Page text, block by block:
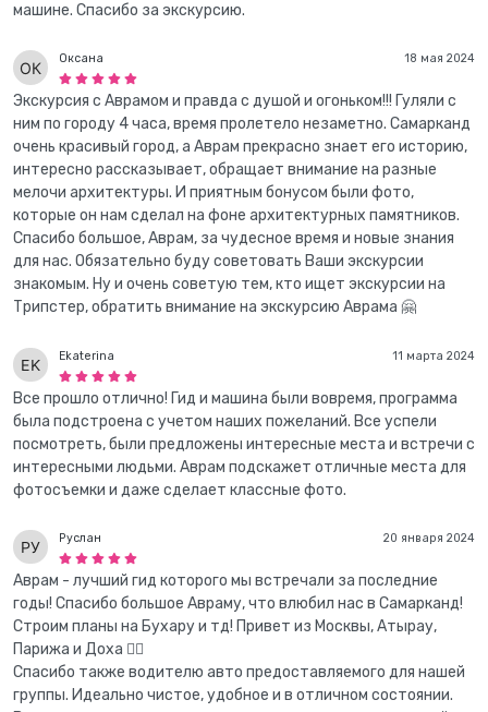
машине. Спасибо за экскурсию.
18 мая 2024
Оксана
Экскурсия с Аврамом и правда с душой и огоньком!!! Гуляли с
ним по городу 4 часа, время пролетело незаметно. Самарканд
очень красивый город, а Аврам прекрасно знает его историю,
интересно рассказывает, обращает внимание на разные
мелочи архитектуры. И приятным бонусом были фото,
которые он нам сделал на фоне архитектурных памятников.
Спасибо большое, Аврам, за чудесное время и новые знания
для нас. Обязательно буду советовать Ваши экскурсии
знакомым. Ну и очень советую тем, кто ищет экскурсии на
Трипстер, обратить внимание на экскурсию Аврама 🤗
11 марта 2024
Ekaterina
Все прошло отлично! Гид и машина были вовремя, программа
была подстроена с учетом наших пожеланий. Все успели
посмотреть, были предложены интересные места и встречи с
интересными людьми. Аврам подскажет отличные места для
фотосъемки и даже сделает классные фото.
20 января 2024
Руслан
Аврам - лучший гид которого мы встречали за последние
годы! Спасибо большое Авраму, что влюбил нас в Самарканд!
Строим планы на Бухару и тд! Привет из Москвы, Атырау,
Парижа и Доха 👌🏽
Спасибо также водителю авто предоставляемого для нашей
группы. Идеально чистое, удобное и в отличном состоянии.